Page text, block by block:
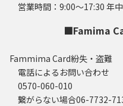
営業時間：9:00～17:30 年
■Famima
Fammima Card紛失・盗難
電話によるお問い合わせ
0570-060-010
繋がらない場合06-7732-